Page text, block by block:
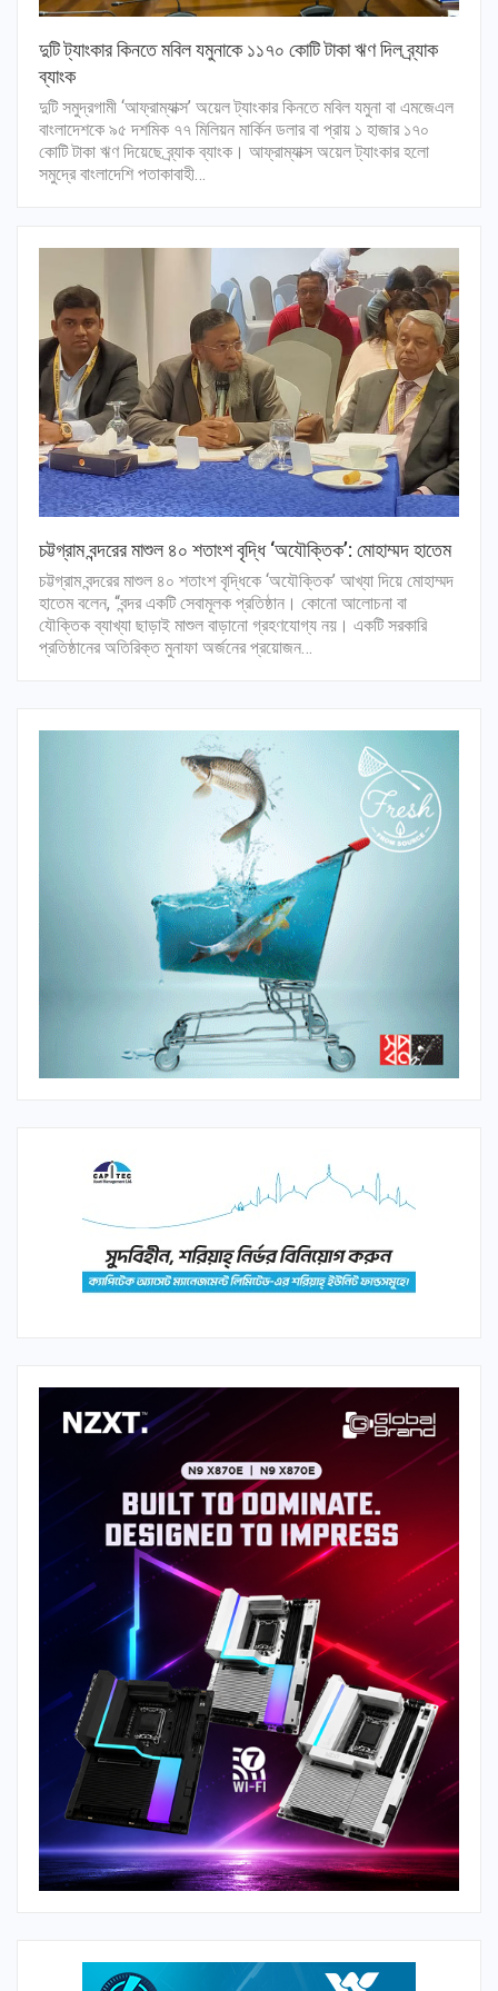
দুটি ট্যাংকার কিনতে মবিল যমুনাকে ১১৭০ কোটি টাকা ঋণ দিল ব্র্যাক
ব্যাংক
দুটি সমুদ্রগামী ‘আফ্রাম্যাক্স’ অয়েল ট্যাংকার কিনতে মবিল যমুনা বা এমজেএল
বাংলাদেশকে ৯৫ দশমিক ৭৭ মিলিয়ন মার্কিন ডলার বা প্রায় ১ হাজার ১৭০
কোটি টাকা ঋণ দিয়েছে ব্র্যাক ব্যাংক। আফ্রাম্যাক্স অয়েল ট্যাংকার হলো
সমুদ্রে বাংলাদেশি পতাকাবাহী…
চট্টগ্রাম বন্দরের মাশুল ৪০ শতাংশ বৃদ্ধি ‘অযৌক্তিক’: মোহাম্মদ হাতেম
চট্টগ্রাম বন্দরের মাশুল ৪০ শতাংশ বৃদ্ধিকে ‘অযৌক্তিক’ আখ্যা দিয়ে মোহাম্মদ
হাতেম বলেন, “বন্দর একটি সেবামূলক প্রতিষ্ঠান। কোনো আলোচনা বা
যৌক্তিক ব্যাখ্যা ছাড়াই মাশুল বাড়ানো গ্রহণযোগ্য নয়। একটি সরকারি
প্রতিষ্ঠানের অতিরিক্ত মুনাফা অর্জনের প্রয়োজন…